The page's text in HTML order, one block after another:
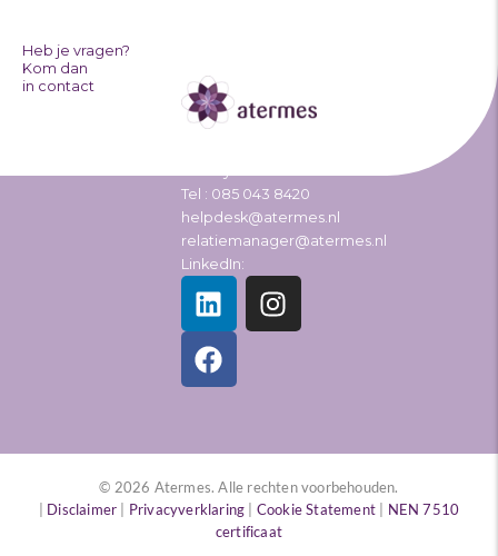
Heb je vragen?
Kom dan
in contact
Tel : 085 043 8420
helpdesk@atermes.nl
relatiemanager@atermes.nl
LinkedIn:
L
i
n
k
i
n
I
n
r
a
m
F
a
c
e
o
k
© 2026 Atermes. Alle rechten voorbehouden.
Disclaimer Privacyverklaring Cookie Statement
NEN 7510
certificaat